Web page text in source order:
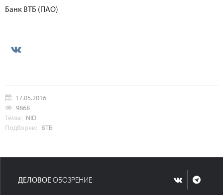
Банк ВТБ (ПАО)
17.05.2016
9868
Темы: NID
Подборки: ВТБ
ДЕЛОВОЕОБОЗРЕНИЕ